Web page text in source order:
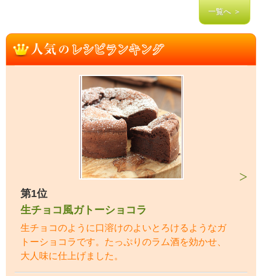
一覧へ ＞
第1位
生チョコ風ガトーショコラ
生チョコのように口溶けのよいとろけるようなガ
トーショコラです。たっぷりのラム酒を効かせ、
大人味に仕上げました。